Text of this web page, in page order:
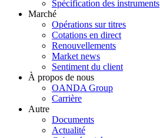
Spécification des instruments
Marché
Opérations sur titres
Cotations en direct
Renouvellements
Market news
Sentiment du client
À propos de nous
OANDA Group
Carrière
Autre
Documents
Actualité